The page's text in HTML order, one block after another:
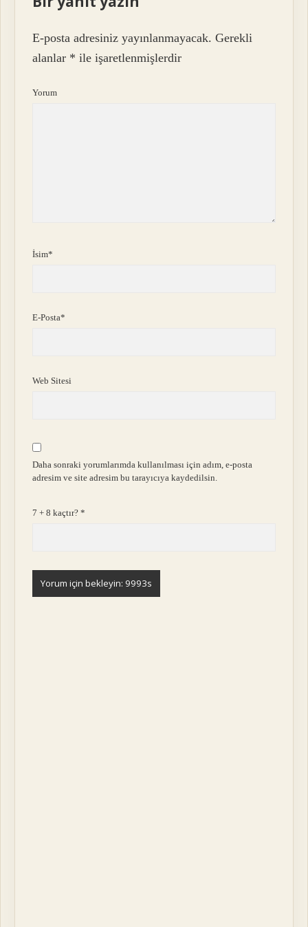
E-posta adresiniz yayınlanmayacak. Gerekli
alanlar * ile işaretlenmişlerdir
Yorum
İsim*
E-Posta*
Web Sitesi
Daha sonraki yorumlarımda kullanılması için adım, e-posta
adresim ve site adresim bu tarayıcıya kaydedilsin.
7 + 8 kaçtır?*